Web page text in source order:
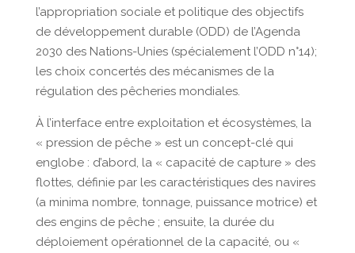
l’appropriation sociale et politique des objectifs
de développement durable (ODD) de l’Agenda
2030 des Nations-Unies (spécialement l’ODD n°14);
les choix concertés des mécanismes de la
régulation des pêcheries mondiales.
À l’interface entre exploitation et écosystèmes, la
« pression de pêche » est un concept-clé qui
englobe : d’abord, la « capacité de capture » des
flottes, définie par les caractéristiques des navires
(a minima nombre, tonnage, puissance motrice) et
des engins de pêche ; ensuite, la durée du
déploiement opérationnel de la capacité, ou «